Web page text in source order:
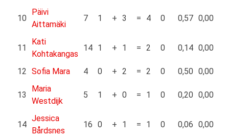
10
Päivi
Aittamäki
7 1 + 3 = 4 0 0,57 0,00
11
Kati
Kohtakangas
14 1 + 1 = 2 0 0,14 0,00
12 Sofia Mara 4 0 + 2 = 2 0 0,50 0,00
13
Maria
Westdijk
5 1 + 0 = 1 0 0,20 0,00
14
Jessica
Bårdsnes
16 0 + 1 = 1 0 0,06 0,00